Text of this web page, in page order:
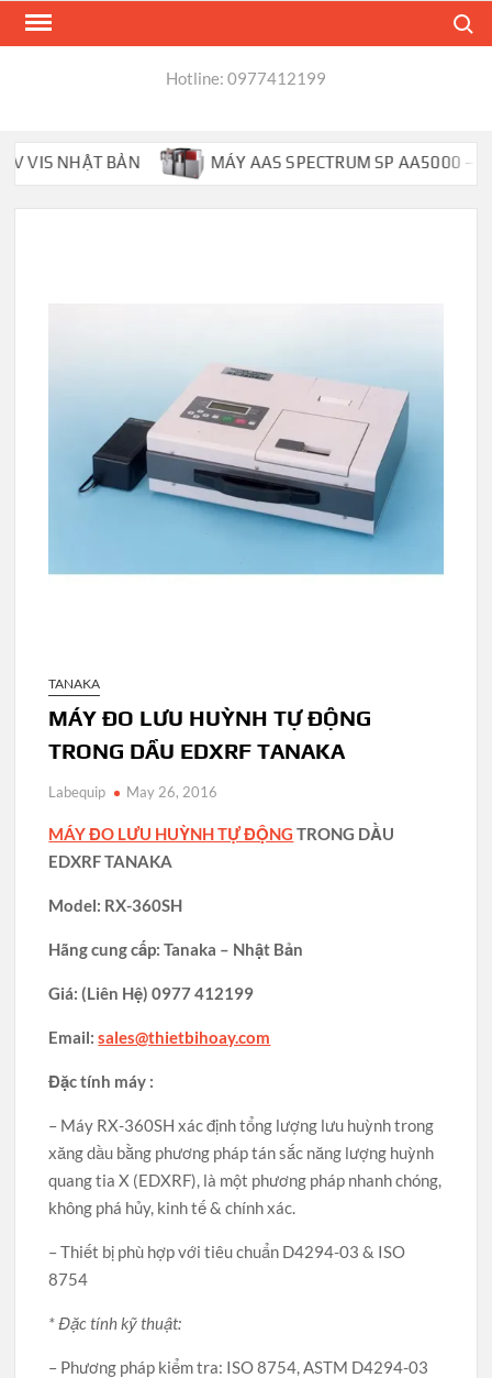
Skip
Hotline: 0977412199
VIS NHẬT BẢN MÁY AAS SPECTRUM SP AA5000 –
TANAKA
MÁY ĐO LƯU HUỲNH TỰ ĐỘNG
TRONG DẦU EDXRF TANAKA
Labequip May 26, 2016
MÁY ĐO LƯU HUỲNH TỰ ĐỘNG TRONG DẦU
EDXRF TANAKA
Model: RX-360SH
Hãng cung cấp: Tanaka – Nhật Bản
Giá:(Liên Hệ)0977 412199
Email:sales@thietbihoay.com
Đặc tính máy :
– Máy RX-360SH xác định tổng lượng lưu huỳnh trong
xăng dầu bằng phương pháp tán sắc năng lượng huỳnh
quang tia X (EDXRF), là một phương pháp nhanh chóng,
không phá hủy, kinh tế & chính xác.
– Thiết bị phù hợp với tiêu chuẩn D4294-03 & ISO
8754
* Đặc tính kỹ thuật:
– Phương pháp kiểm tra: ISO 8754, ASTM D4294-03